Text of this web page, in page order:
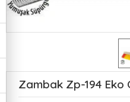
Zambak Zp-194 Eko